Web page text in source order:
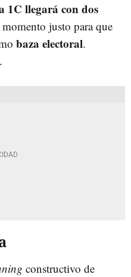
1C llegará con dos
justo para que
baza electoral.
constructivo de